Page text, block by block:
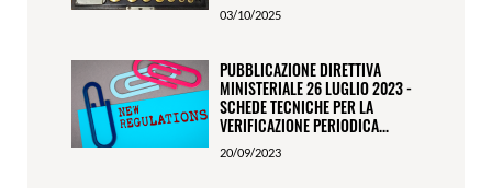
03/10/2025
PUBBLICAZIONE DIRETTIVA
MINISTERIALE 26 LUGLIO 2023 -
SCHEDE TECNICHE PER LA
VERIFICAZIONE PERIODICA...
20/09/2023